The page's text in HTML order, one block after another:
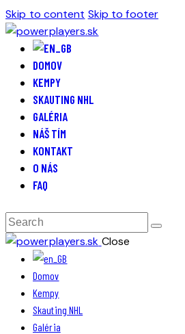
Skip to content Skip to footer
DOMOV
KEMPY
SKAUTING NHL
GALÉRIA
NÁŠ TÍM
KONTAKT
O NÁS
FAQ
Close
Domov
Kempy
Skauting NHL
Galéria